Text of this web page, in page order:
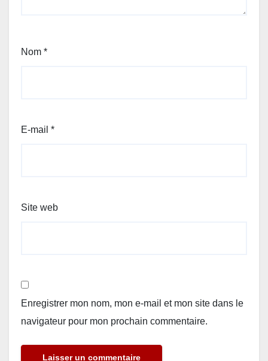
Nom *
E-mail *
Site web
Enregistrer mon nom, mon e-mail et mon site dans le
navigateur pour mon prochain commentaire.